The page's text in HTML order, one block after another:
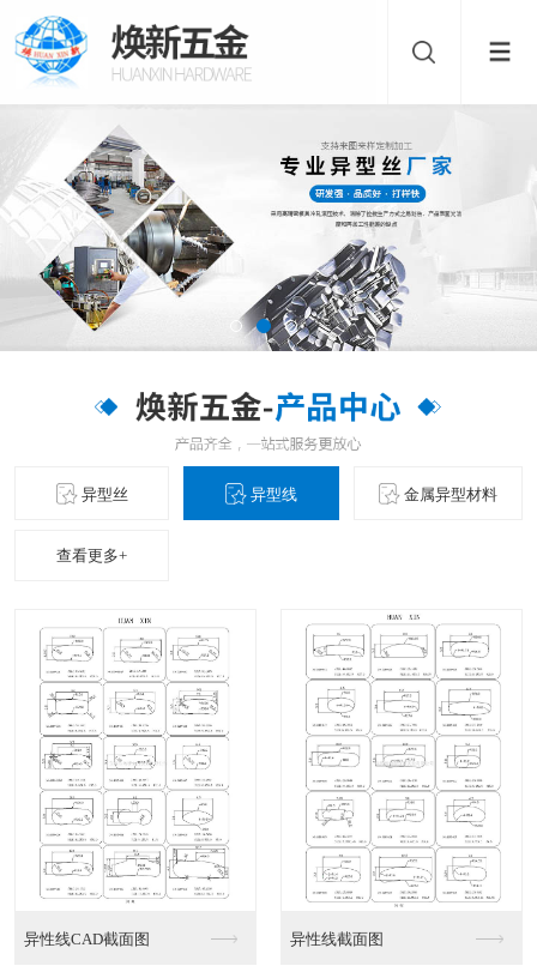
异型丝 异型线 金属异型材料
查看更多+
iPhone摄像头边... swatch手表配件